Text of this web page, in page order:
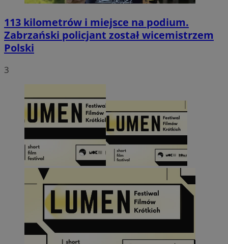
113 kilometrów i miejsce na podium.
Zabrzański policjant został wicemistrzem
Polski
3